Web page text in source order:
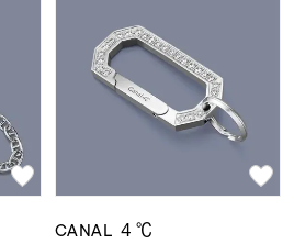
CANAL ４℃